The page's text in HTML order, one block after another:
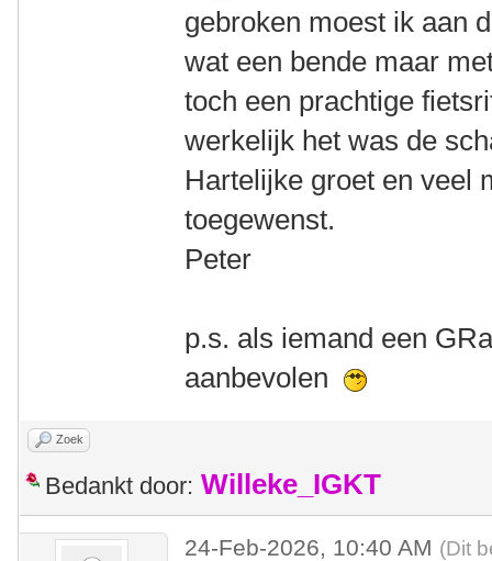
gebroken moest ik aan
wat een bende maar
toch een prachtige
werkelijk het was de
Hartelijke groet en veel
toegewenst.
Peter
p.s. als iemand een
aanbevolen
Zoek
Bedankt door: Willeke_IGKT
24-Feb-2026, 10:40 AM (Dit